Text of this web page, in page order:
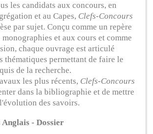
les candidats aux concours, en
et au Capes, Clefs-Concours
par sujet. Conçu comme un repère
et aux cours et comme
chaque ouvrage est articulé
thématiques permettant de faire le
de la recherche.
les plus récents, Clefs-Concours
dans la bibliographie et de mettre
des savoirs.
Anglais - Dossier